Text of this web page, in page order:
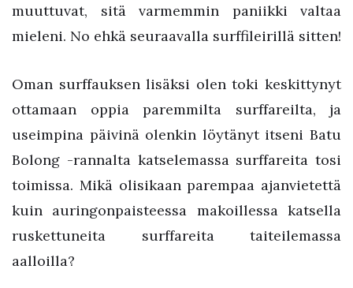
muuttuvat, sitä varmemmin paniikki valtaa
mieleni. No ehkä seuraavalla surffileirillä sitten!
Oman surffauksen lisäksi olen toki keskittynyt
ottamaan oppia paremmilta surffareilta, ja
useimpina päivinä olenkin löytänyt itseni Batu
Bolong -rannalta katselemassa surffareita tosi
toimissa. Mikä olisikaan parempaa ajanvietettä
kuin auringonpaisteessa makoillessa katsella
ruskettuneita surffareita taiteilemassa
aalloilla?